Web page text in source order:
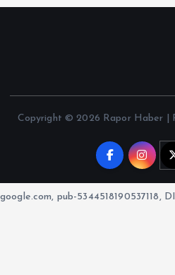
Copyright © 2026 Rapor Haber |
google.com, pub-5344518190537118,